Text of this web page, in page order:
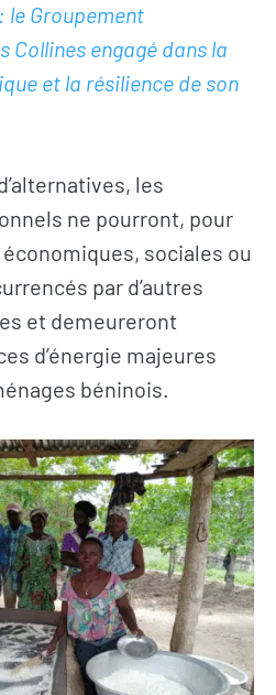
le Groupement
Collines engagé dans la
et la résilience de son
les
ne pourront, pour
sociales ou
par d’autres
et demeureront
d’énergie majeures
béninois.